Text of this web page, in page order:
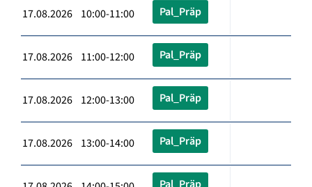
17.08.2026 10:00-11:00 Pal_Präp
17.08.2026 11:00-12:00 Pal_Präp
17.08.2026 12:00-13:00 Pal_Präp
17.08.2026 13:00-14:00 Pal_Präp